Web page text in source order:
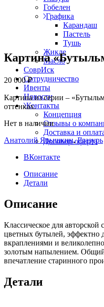
Гобелен
Графика
Карандаш
Пастель
Тушь
Жикле
Масло
СоврИск
Сотрудничество
Ивенты
Новости
Контакты
Концепция
Отзывы о
Доставка и
Договор-оферта
Картина
20 000₽
Картина из серии –
оттенках.
Нет в наличии
Анатолий Ярышкин,Глазурь
ВКонтакте
Описание
Детали
Описание
Классическое для авторской
цветных бутылей, эффектно
вкраплениями и
золотым напылением. Общий
впечатление старинного
Детали